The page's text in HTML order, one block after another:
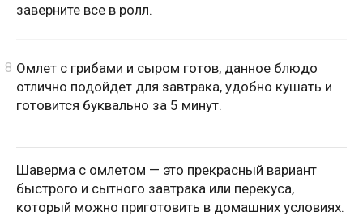
заверните все в ролл.
Омлет с грибами и сыром готов, данное блюдо
отлично подойдет для завтрака, удобно кушать и
готовится буквально за 5 минут.
Шаверма с омлетом — это прекрасный вариант
быстрого и сытного завтрака или перекуса,
который можно приготовить в домашних условиях.